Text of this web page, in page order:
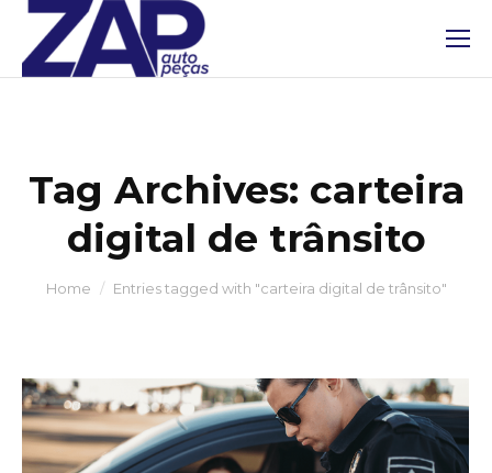
Tag Archives: carteira
digital de trânsito
You are here:
Home Entries tagged with "carteira digital de trânsito"